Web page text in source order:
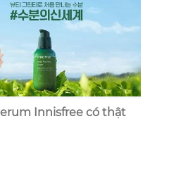
Innisfree có thật